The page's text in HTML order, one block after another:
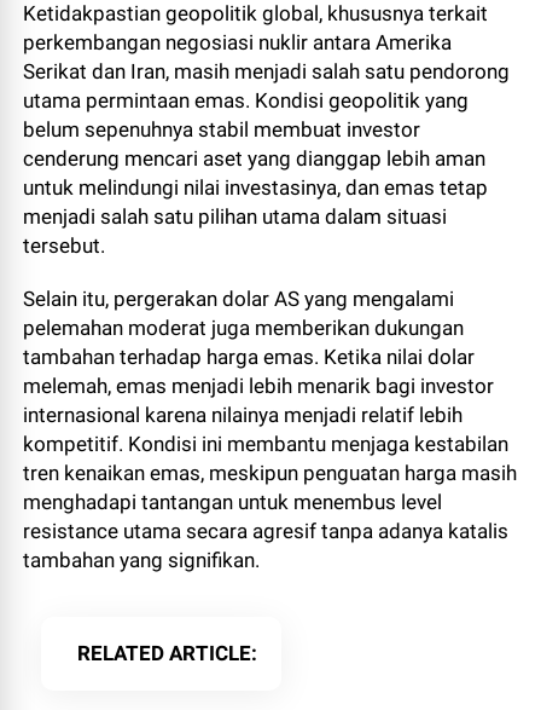
Ketidakpastian geopolitik global, khususnya terkait
perkembangan negosiasi nuklir antara Amerika
Serikat dan Iran, masih menjadi salah satu pendorong
utama permintaan emas. Kondisi geopolitik yang
belum sepenuhnya stabil membuat investor
cenderung mencari aset yang dianggap lebih aman
untuk melindungi nilai investasinya, dan emas tetap
menjadi salah satu pilihan utama dalam situasi
tersebut.
Selain itu, pergerakan dolar AS yang mengalami
pelemahan moderat juga memberikan dukungan
tambahan terhadap harga emas. Ketika nilai dolar
melemah, emas menjadi lebih menarik bagi investor
internasional karena nilainya menjadi relatif lebih
kompetitif. Kondisi ini membantu menjaga kestabilan
tren kenaikan emas, meskipun penguatan harga masih
menghadapi tantangan untuk menembus level
resistance utama secara agresif tanpa adanya katalis
tambahan yang signifikan.
RELATED ARTICLE